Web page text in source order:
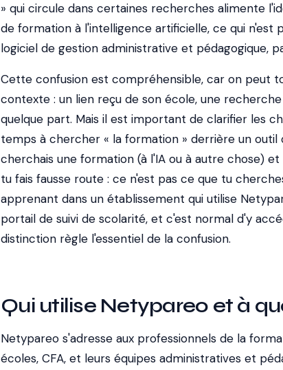
» qui circule dans certaines recherches alimente
de formation à l'intelligence artificielle, ce qui n'est
logiciel de gestion administrative et pédagogique,
Cette confusion est compréhensible, car on peut
contexte : un lien reçu de son école, une
quelque part. Mais il est important de clarifier les
temps à chercher « la formation » derrière un outil
cherchais une formation (à l'IA ou à autre chose)
tu fais fausse route : ce n'est pas ce que tu
apprenant dans un établissement qui utilise
portail de suivi de scolarité, et c'est normal d'y
distinction règle l'essentiel de la confusion.
Qui utilise Netypareo et à
Netypareo s'adresse aux professionnels de la
écoles, CFA, et leurs équipes administratives et